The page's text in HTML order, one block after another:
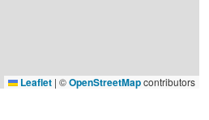
Leaflet | ©OpenStreetMapcontributors